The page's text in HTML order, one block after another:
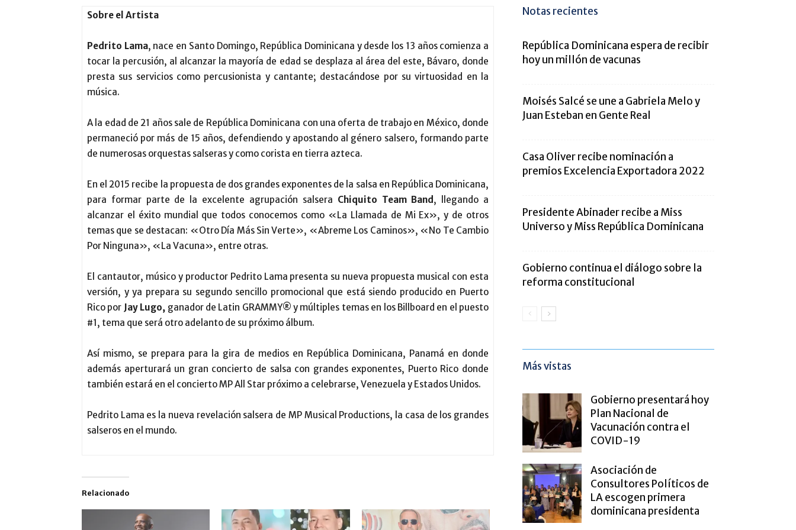
Sobre el Artista
Pedrito Lama, nace en Santo Domingo, República Dominicana y desde los 13 años comienza a
tocar la percusión, al alcanzar la mayoría de edad se desplaza al área del este, Bávaro, donde
presta sus servicios como percusionista y cantante; destacándose por su virtuosidad en la
música.
A la edad de 21 años sale de República Dominicana con una oferta de trabajo en México, donde
permaneció por más de 15 años, defendiendo y apostando al género salsero, formando parte
de numerosas orquestas salseras y como corista en tierra azteca.
En el 2015 recibe la propuesta de dos grandes exponentes de la salsa en República Dominicana,
para formar parte de la excelente agrupación salsera Chiquito Team Band , llegando a
alcanzar el éxito mundial que todos conocemos como «La Llamada de Mi Ex», y de otros
temas que se destacan: «Otro Día Más Sin Verte», «Abreme Los Caminos», «No Te Cambio
Por Ninguna», «La Vacuna», entre otras.
El cantautor, músico y productor Pedrito Lama presenta su nueva propuesta musical con esta
versión, y ya prepara su segundo sencillo promocional que está siendo producido en Puerto
Rico por Jay Lugo, ganador de Latin GRAMMY® y múltiples temas en los Billboard en el puesto
#1, tema que será otro adelanto de su próximo álbum.
Así mismo, se prepara para la gira de medios en República Dominicana, Panamá en donde
además aperturará un gran concierto de salsa con grandes exponentes, Puerto Rico donde
también estará en el concierto MP All Star próximo a celebrarse, Venezuela y Estados Unidos.
Pedrito Lama es la nueva revelación salsera de MP Musical Productions, la casa de los grandes
salseros en el mundo.
Relacionado
Notas recientes
Repúbli­ca Dominicana espera de recibir
hoy un millón de vacunas
Moisés Salcé se une a Gabriela Melo y
Juan Esteban en Gente Real
Casa Oliver recibe nominación a
premios Excelencia Exportadora 2022
Presidente Abinader recibe a Miss
Universo y Miss República Dominicana
Gobierno continua el diálogo sobre la
reforma constitucional
Más vistas
Gobierno presentará hoy
Plan Nacional de
Vacunación contra el
COVID-19
Asociación de
Consultores Políticos de
LA escogen primera
dominicana presidenta